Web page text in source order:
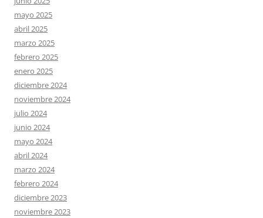
mayo 2025
abril 2025
marzo 2025
febrero 2025
enero 2025
diciembre 2024
noviembre 2024
julio 2024
junio 2024
mayo 2024
abril 2024
marzo 2024
febrero 2024
diciembre 2023
noviembre 2023